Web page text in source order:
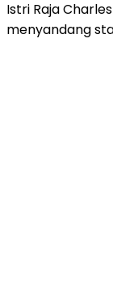
Istri Raja
menyandang